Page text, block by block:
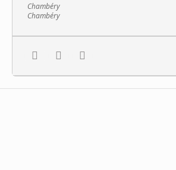
Chambéry
Chambéry